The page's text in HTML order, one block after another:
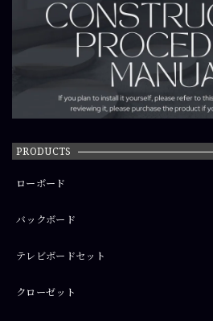
PRODUCTS
ローボード
バックボード
テレビボードセット
クローゼット